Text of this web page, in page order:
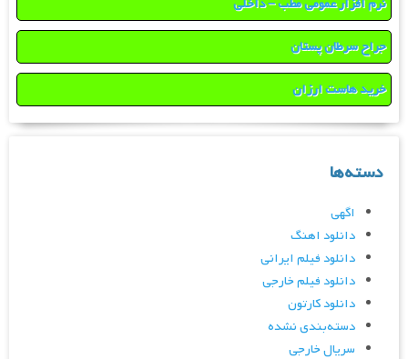
جراح سرطان پستان
خرید هاست ارزان
دسته‌ها
اگهی
دانلود اهنگ
دانلود فیلم ایرانی
دانلود فیلم خارجی
دانلود کارتون
دسته‌بندی نشده
سریال خارجی